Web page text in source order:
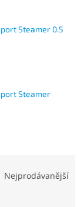
Steamer 0.5
Steamer
Nejprodávanější